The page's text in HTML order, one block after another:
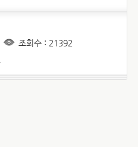
조회수 : 21392